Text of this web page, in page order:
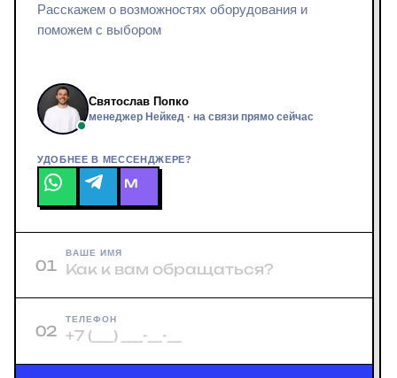
Расскажем о возможностях оборудования и
поможем с выбором
Святослав Попко
менеджер Нейкед · на связи прямо сейчас
УДОБНЕЕ В МЕССЕНДЖЕРЕ?
M
01
ВАШЕ ИМЯ
02
ТЕЛЕФОН